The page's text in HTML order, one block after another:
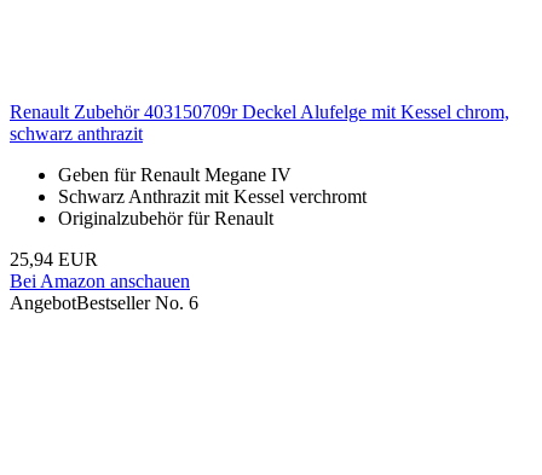
Renault Zubehör 403150709r Deckel Alufelge mit Kessel chrom,
schwarz anthrazit
Geben für Renault Megane IV
Schwarz Anthrazit mit Kessel verchromt
Originalzubehör für Renault
25,94 EUR
Bei Amazon anschauen
AngebotBestseller No. 6